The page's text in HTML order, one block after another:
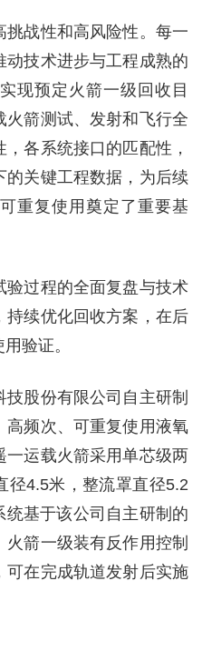
战性和高风险性。每一
动技术进步与工程成熟的
现预定火箭一级回收目
箭测试、发射和飞行全
各系统接口的匹配性，
的关键工程数据，为后续
重复使用奠定了重要基
验过程的全面复盘与技术
持续优化回收方案，在后
验证。
股份有限公司自主研制
高频次、可重复使用液氧
一运载火箭采用单芯级两
径4.5米，整流罩直径5.2
基于该公司自主研制的
箭一级装有反作用控制
可在完成轨道发射后实施